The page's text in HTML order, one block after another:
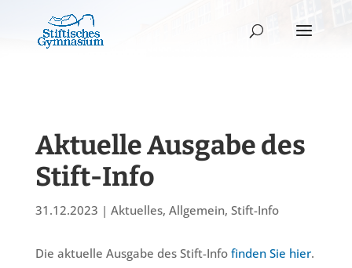
Aktuelle Ausgabe des
Stift-Info
31.12.2023 | Aktuelles, Allgemein, Stift-Info
Die aktuelle Ausgabe des Stift-Info finden Sie hier.